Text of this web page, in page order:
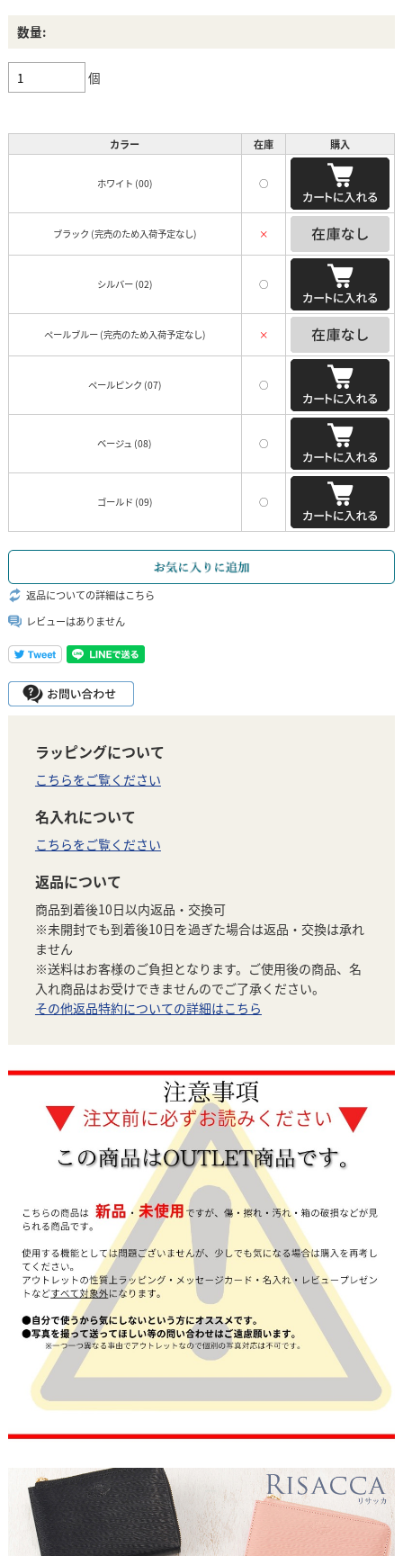
数量:
個
カラー 在庫 購入
ホワイト (00) ○
ブラック (完売のため入荷予定なし) ×
シルバー (02) ○
ペールブルー (完売のため入荷予定なし) ×
ペールピンク (07) ○
ベージュ (08) ○
ゴールド (09) ○
返品についての詳細はこちら
レビューはありません
ラッピングについて
こちらをご覧ください
名入れについて
こちらをご覧ください
返品について
商品到着後10日以内返品・交換可
※未開封でも到着後10日を過ぎた場合は返品・交換は承れ
ません
※送料はお客様のご負担となります。ご使用後の商品、名
入れ商品はお受けできませんのでご了承ください。
その他返品特約についての詳細はこちら